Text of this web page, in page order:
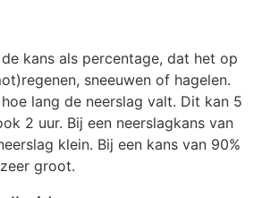
kans als percentage, dat het op
sneeuwen of hagelen.
lang de neerslag valt. Dit kan 5
2 uur. Bij een neerslagkans van
klein. Bij een kans van 90%
groot.